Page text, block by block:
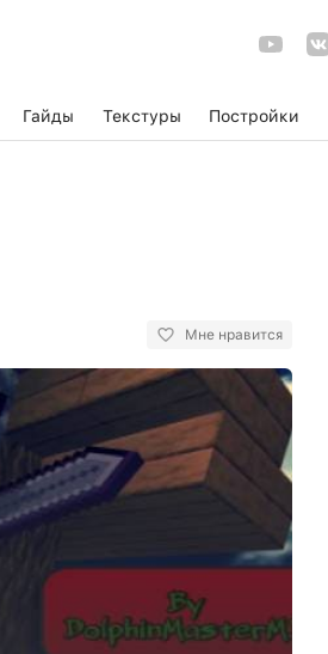
Гайды Текстуры Постройки
Мне нравится